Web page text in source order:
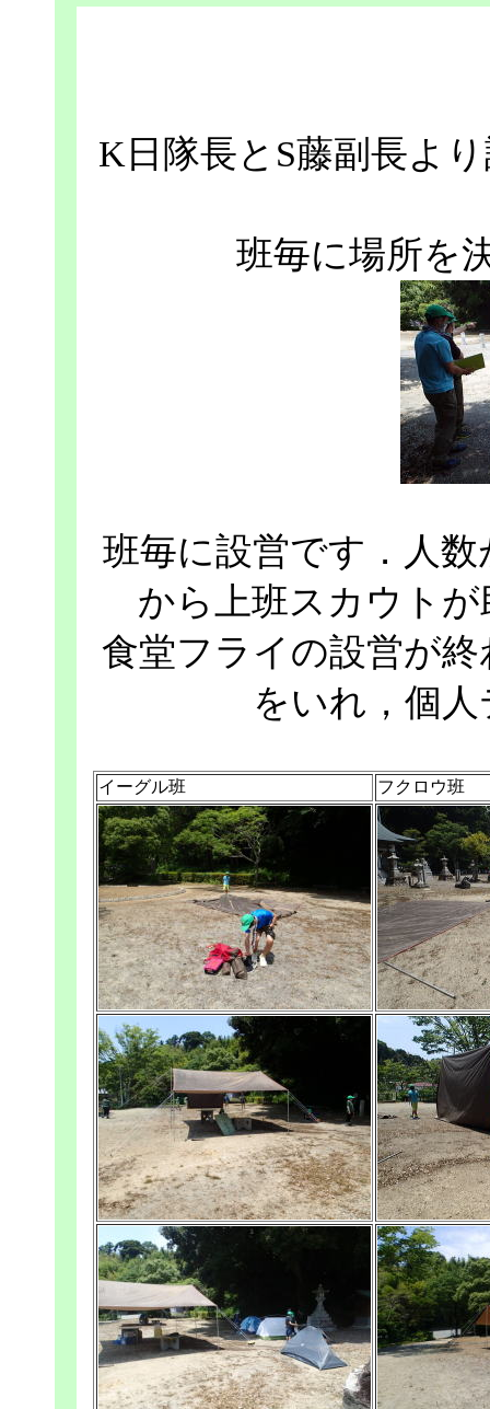
K日隊長とS藤副長よ
班毎に場所を
班毎に設営です．人
から上班スカウト
食堂フライの設営が
をいれ，個
イーグル班 フクロウ班